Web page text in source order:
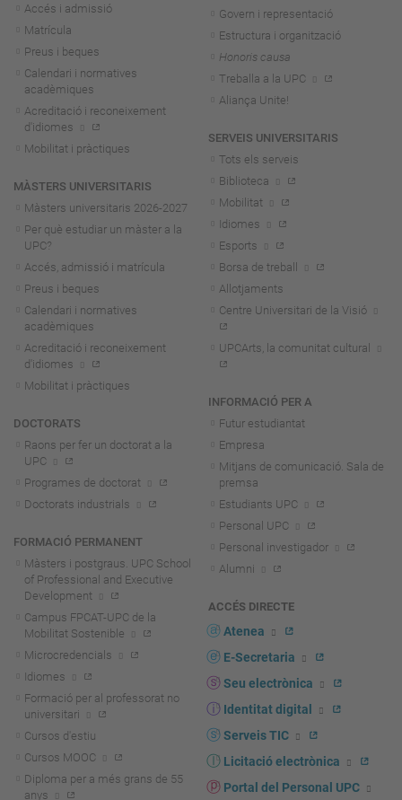
Accés i admissió
Matrícula
Preus i beques
Calendari i normatives
acadèmiques
Acreditació i reconeixement
d'idiomes
Mobilitat i pràctiques
MÀSTERS UNIVERSITARIS
Màsters universitaris 2026-2027
Per què estudiar un màster a la
UPC?
Accés, admissió i matrícula
Preus i beques
Calendari i normatives
acadèmiques
Acreditació i reconeixement
d'idiomes
Mobilitat i pràctiques
DOCTORATS
Raons per fer un doctorat a la
UPC
Programes de doctorat
Doctorats industrials
FORMACIÓ PERMANENT
Màsters i postgraus. UPC School
of Professional and Executive
Development
Campus FPCAT-UPC de la
Mobilitat Sostenible
Microcredencials
Idiomes
Formació per al professorat no
universitari
Cursos d'estiu
Cursos MOOC
Diploma per a més grans de 55
anys
Govern i representació
Estructura i organització
Honoris causa
Treballa a la UPC
Aliança Unite!
SERVEIS UNIVERSITARIS
Tots els serveis
Biblioteca
Mobilitat
Idiomes
Esports
Borsa de treball
Allotjaments
Centre Universitari de la Visió
UPCArts, la comunitat cultural
INFORMACIÓ PER A
Futur estudiantat
Empresa
Mitjans de comunicació. Sala de
premsa
Estudiants UPC
Personal UPC
Personal investigador
Alumni
ACCÉS DIRECTE
Atenea
E-Secretaria
Seu electrònica
Identitat digital
Serveis TIC
Licitació electrònica
Portal del Personal UPC